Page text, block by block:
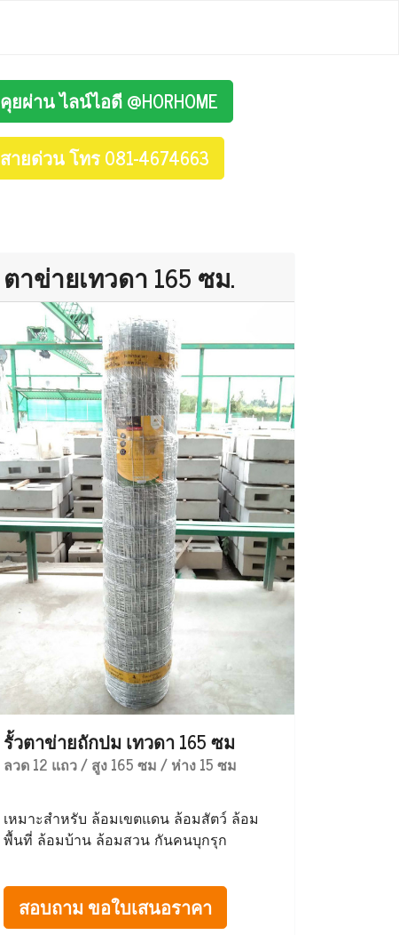
คุยผ่าน ไลน์ไอดี @HORHOME
สายด่วน โทร 081-4674663
ตาข่ายเทวดา 165 ซม.
รั้วตาข่ายถักปม เทวดา 165 ซม
ลวด 12 แถว / สูง 165 ซม / ห่าง 15 ซม
เหมาะสำหรับ ล้อมเขตแดน ล้อมสัตว์ ล้อม
พื้นที่ ล้อมบ้าน ล้อมสวน กันคนบุกรุก
สอบถาม ขอใบเสนอราคา